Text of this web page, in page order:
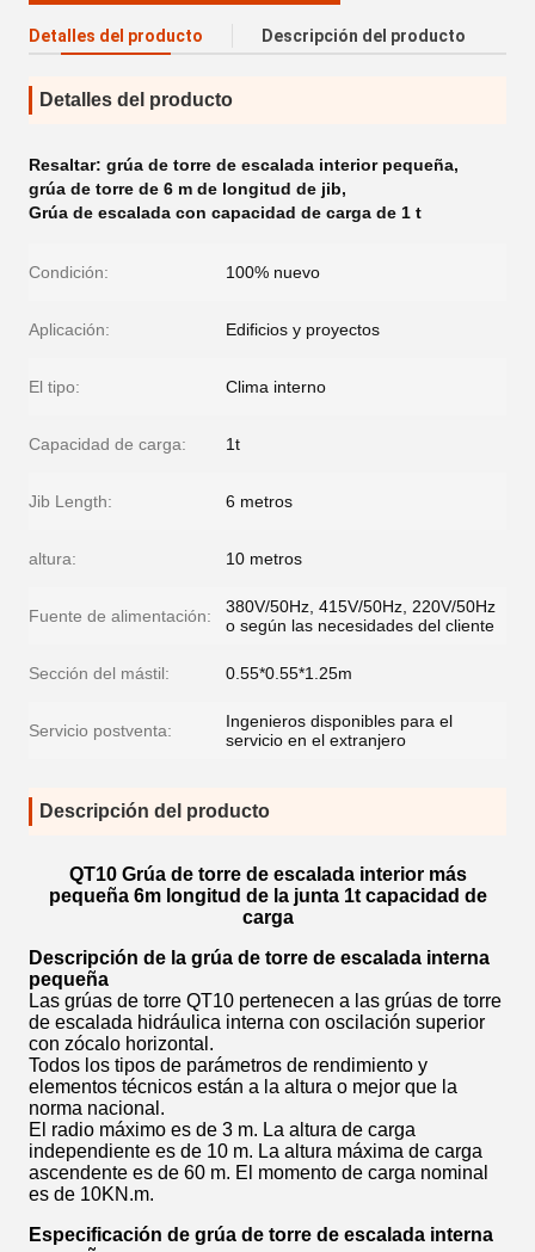
Detalles del producto Descripción del producto
Detalles del producto
Resaltar: grúa de torre de escalada interior pequeña,
grúa de torre de 6 m de longitud de jib,
Grúa de escalada con capacidad de carga de 1 t
Condición: 100% nuevo
Aplicación: Edificios y proyectos
El tipo: Clima interno
Capacidad de carga: 1t
Jib Length: 6 metros
altura: 10 metros
Fuente de alimentación:
380V/50Hz, 415V/50Hz, 220V/50Hz
o según las necesidades del cliente
Sección del mástil: 0.55*0.55*1.25m
Servicio postventa:
Ingenieros disponibles para el
servicio en el extranjero
Descripción del producto
QT10 Grúa de torre de escalada interior más
pequeña 6m longitud de la junta 1t capacidad de
carga
Descripción de la grúa de torre de escalada interna
pequeña
Las grúas de torre QT10 pertenecen a las grúas de torre
de escalada hidráulica interna con oscilación superior
con zócalo horizontal.
Todos los tipos de parámetros de rendimiento y
elementos técnicos están a la altura o mejor que la
norma nacional.
El radio máximo es de 3 m. La altura de carga
independiente es de 10 m. La altura máxima de carga
ascendente es de 60 m. El momento de carga nominal
es de 10KN.m.
Especificación de grúa de torre de escalada interna